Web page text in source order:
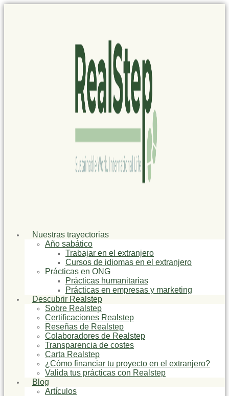
Panel de gestión de cookies
Nuestras trayectorias
Año sabático
Trabajar en el extranjero
Cursos de idiomas en el extranjero
Prácticas en ONG
Prácticas humanitarias
Prácticas en empresas y marketing
Descubrir Realstep
Sobre Realstep
Certificaciones Realstep
Reseñas de Realstep
Colaboradores de Realstep
Transparencia de costes
Carta Realstep
¿Cómo financiar tu proyecto en el extranjero?
Valida tus prácticas con Realstep
Blog
Artículos